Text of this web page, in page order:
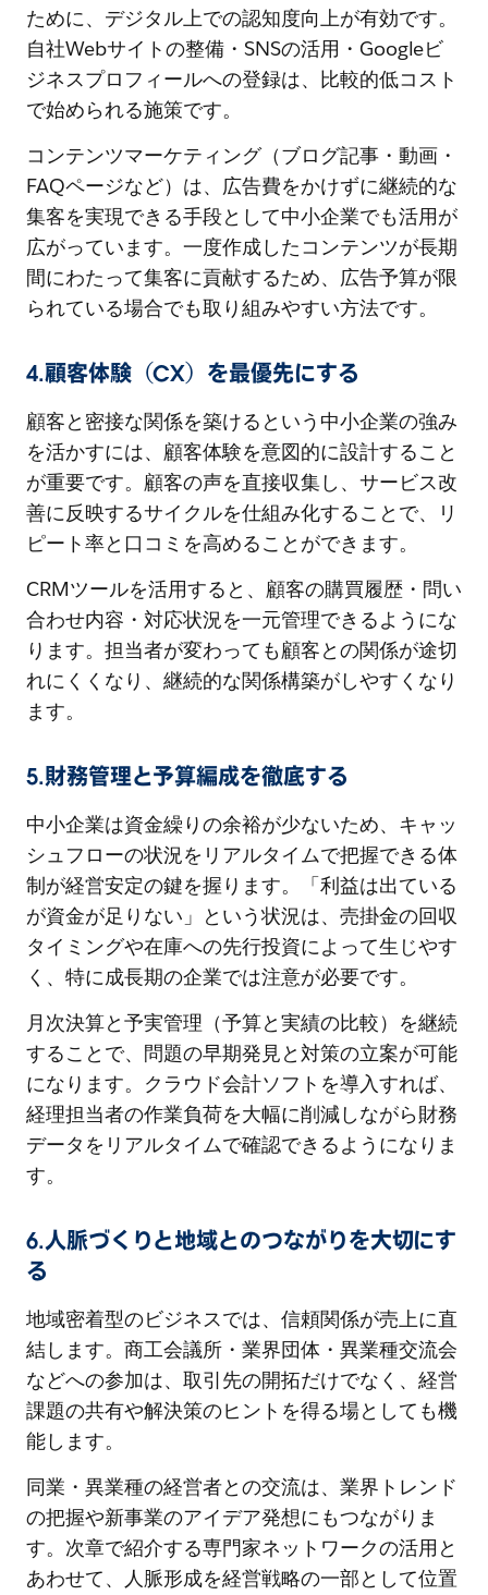
ために、デジタル上での認知度向上が有効です。
自社Webサイトの整備・SNSの活用・Googleビ
ジネスプロフィールへの登録は、比較的低コスト
で始められる施策です。
コンテンツマーケティング（ブログ記事・動画・
FAQページなど）は、広告費をかけずに継続的な
集客を実現できる手段として中小企業でも活用が
広がっています。一度作成したコンテンツが長期
間にわたって集客に貢献するため、広告予算が限
られている場合でも取り組みやすい方法です。
4.顧客体験（CX）を最優先にする
顧客と密接な関係を築けるという中小企業の強み
を活かすには、顧客体験を意図的に設計すること
が重要です。顧客の声を直接収集し、サービス改
善に反映するサイクルを仕組み化することで、リ
ピート率と口コミを高めることができます。
CRMツールを活用すると、顧客の購買履歴・問い
合わせ内容・対応状況を一元管理できるようにな
ります。担当者が変わっても顧客との関係が途切
れにくくなり、継続的な関係構築がしやすくなり
ます。
5.財務管理と予算編成を徹底する
中小企業は資金繰りの余裕が少ないため、キャッ
シュフローの状況をリアルタイムで把握できる体
制が経営安定の鍵を握ります。「利益は出ている
が資金が足りない」という状況は、売掛金の回収
タイミングや在庫への先行投資によって生じやす
く、特に成長期の企業では注意が必要です。
月次決算と予実管理（予算と実績の比較）を継続
することで、問題の早期発見と対策の立案が可能
になります。クラウド会計ソフトを導入すれば、
経理担当者の作業負荷を大幅に削減しながら財務
データをリアルタイムで確認できるようになりま
す。
6.人脈づくりと地域とのつながりを大切にす
る
地域密着型のビジネスでは、信頼関係が売上に直
結します。商工会議所・業界団体・異業種交流会
などへの参加は、取引先の開拓だけでなく、経営
課題の共有や解決策のヒントを得る場としても機
能します。
同業・異業種の経営者との交流は、業界トレンド
の把握や新事業のアイデア発想にもつながりま
す。次章で紹介する専門家ネットワークの活用と
あわせて、人脈形成を経営戦略の一部として位置